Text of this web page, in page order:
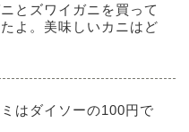
とズワイガニを買って
よ。美味しいカニはど
はダイソーの100円で